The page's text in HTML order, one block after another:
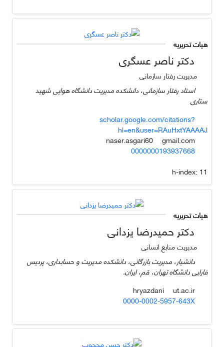
هیات تحریریه
دکتر ناصر عسگری
مدیریت رفتار سازمانی
استاد رفتار سازمانی، دانشکده مدیریت دانشگاه هوایی شهید
ستاری
scholar.google.com/citations?
hl=en&user=RAuHxtYAAAAJ
gmail.com
0000000193937668
h-index: 11
هیات تحریریه
دکتر حمیدرضا یزدانی
مدیریت منابع انسانی
دانشیار، مدیریت بازرگانی، دانشکده مدیریت و حسابداری، پردیس
فارابی دانشگاه تهران، قم، ایران.
hryazdani
ut.ac.ir
0000-0002-5957-643X